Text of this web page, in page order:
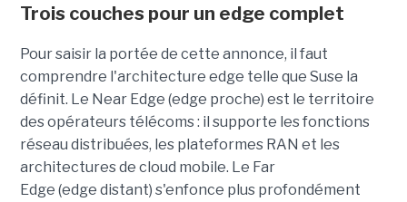
Trois couches pour un edge complet
Pour saisir la portée de cette annonce, il faut
comprendre l'architecture edge telle que Suse la
définit. Le Near Edge (edge proche) est le territoire
des opérateurs télécoms : il supporte les fonctions
réseau distribuées, les plateformes RAN et les
architectures de cloud mobile. Le Far
Edge (edge distant) s'enfonce plus profondément